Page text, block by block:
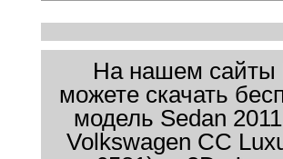
На нашем
можете скачать
модель Sedan
Volkswagen CC